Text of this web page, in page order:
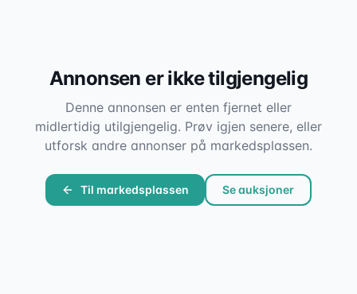
Annonsen er ikke tilgjengelig
Denne annonsen er enten fjernet eller
midlertidig utilgjengelig. Prøv igjen senere, eller
utforsk andre annonser på markedsplassen.
Til markedsplassen Se auksjoner